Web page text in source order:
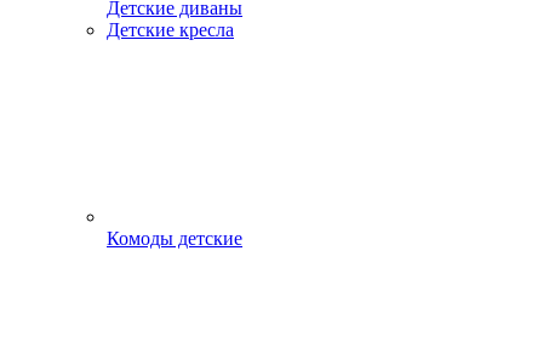
Детские диваны
Детские кресла
Комоды детские